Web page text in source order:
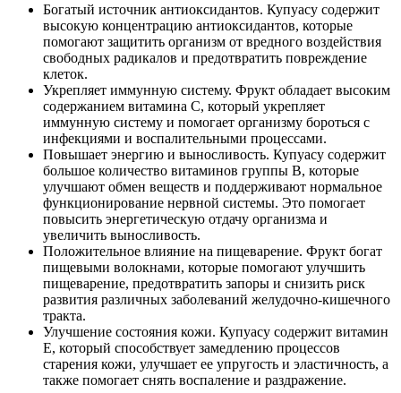
Богатый источник антиоксидантов. Купуасу содержит
высокую концентрацию антиоксидантов, которые
помогают защитить организм от вредного воздействия
свободных радикалов и предотвратить повреждение
клеток.
Укрепляет иммунную систему. Фрукт обладает высоким
содержанием витамина С, который укрепляет
иммунную систему и помогает организму бороться с
инфекциями и воспалительными процессами.
Повышает энергию и выносливость. Купуасу содержит
большое количество витаминов группы B, которые
улучшают обмен веществ и поддерживают нормальное
функционирование нервной системы. Это помогает
повысить энергетическую отдачу организма и
увеличить выносливость.
Положительное влияние на пищеварение. Фрукт богат
пищевыми волокнами, которые помогают улучшить
пищеварение, предотвратить запоры и снизить риск
развития различных заболеваний желудочно-кишечного
тракта.
Улучшение состояния кожи. Купуасу содержит витамин
E, который способствует замедлению процессов
старения кожи, улучшает ее упругость и эластичность, а
также помогает снять воспаление и раздражение.